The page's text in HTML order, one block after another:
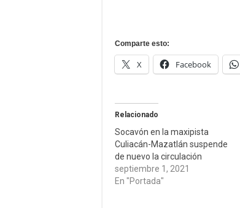
Comparte esto:
X Facebook
Relacionado
Socavón en la maxipista
Culiacán-Mazatlán suspende
de nuevo la circulación
septiembre 1, 2021
En "Portada"